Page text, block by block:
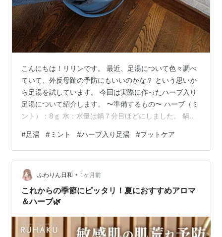
こんにちは！リリンです。 最近、足湯について色々調べ
ていて、外反母趾の予防にもいいのかな？ という思いか
ら足湯を試しています。 今回は実際に作ったハーブ入り
足湯について紹介します。 〜準備するもの〜 ハーブ（ミ
ント）：8ｇ 水：水量は鍋７分目ほどにしました。 鍋：
入れる。 沸騰したら火を止めます。 ミントが少ししなっ
としてくるのがベストです。 バケツに入れてから水を足
して水温を下げたら完成です！ 足は10分くらいつけてい
ると、じんわり温まる感じ。 ミントはストレス解消、リ
ラックスや安眠にはラベンダーやカモミールが良い とい
われており、用途に…
#足湯 #ミント #ハーブ入り足湯 #フットケア
ふわりん日和 • 1ヶ月前
これからの季節にピッタリ！夏におすすめアロマ
＆ハーブ🌿